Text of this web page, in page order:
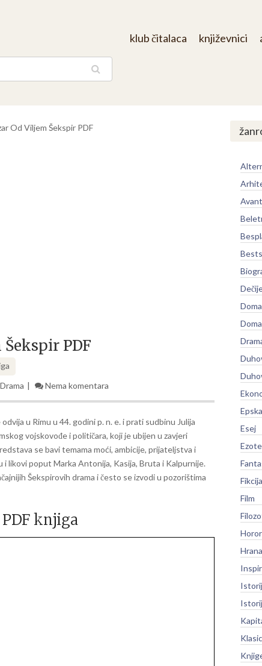
klub čitalaca književnici
Od Viljem Šekspir PDF
PDF
Drama Nema komentara
odvija u Rimu u 44. godini p. n. e. i prati sudbinu Julija
vojskovođe i političara, koji je ubijen u zavjeri
se bavi temama moći, ambicije, prijateljstva i
i likovi poput Marka Antonija, Kasija, Bruta i Kalpurnije.
Šekspirovih drama i često se izvodi u pozorištima
knjiga
Esej
Fikcija
Film
Horor